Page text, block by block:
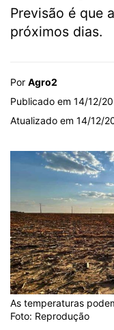
Previsão é que
próximos dias.
Por Agro2
Publicado em 14/12/
Atualizado em 14/12/
As temperaturas
Foto: Reprodução